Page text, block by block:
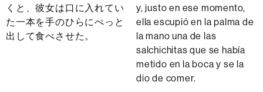
くと、彼女は口に入れてい
た一本を手のひらにぺっと
出して食べさせた。
y, justo en ese momento,
ella escupió en la palma de
la mano una de las
salchichitas que se había
metido en la boca y se la
dio de comer.